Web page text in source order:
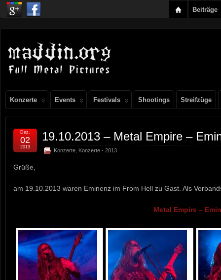
Beiträge
Konzerte Events Festivals Shootings Streifzüge
19.10.2013 – Metal Empire –
Konzerte Konzerte - 2013
Dez.
02
2013
Grüße,
am 19.10.2013 waren Eminenz im From Hell zu Gast. Als
Metal Empire –